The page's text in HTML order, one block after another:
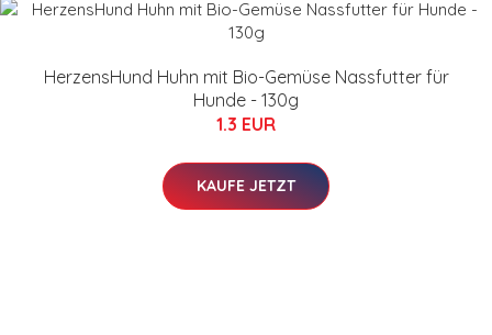
HerzensHund Huhn mit Bio-Gemüse Nassfutter für
Hunde - 130g
1.3 EUR
KAUFE JETZT